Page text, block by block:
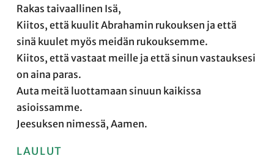
Rakas taivaallinen Isä,
Kiitos, että kuulit Abrahamin rukouksen ja että
sinä kuulet myös meidän rukouksemme.
Kiitos, että vastaat meille ja että sinun vastauksesi
on aina paras.
Auta meitä luottamaan sinuun kaikissa
asioissamme.
Jeesuksen nimessä, Aamen.
LAULUT